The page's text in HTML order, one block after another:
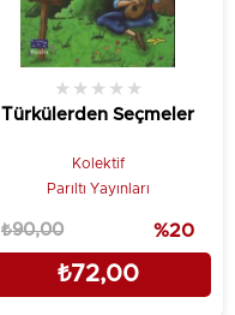
Türkülerden Seçmeler
★ ★ ★ ★ ★
Kolektif
Parıltı Yayınları
₺72,00
₺90,00 %20